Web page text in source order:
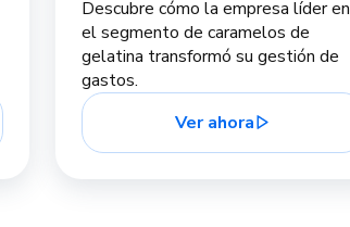
Descubre cómo la empresa líder en
el segmento de caramelos de
gelatina transformó su gestión de
gastos.
Ver ahora